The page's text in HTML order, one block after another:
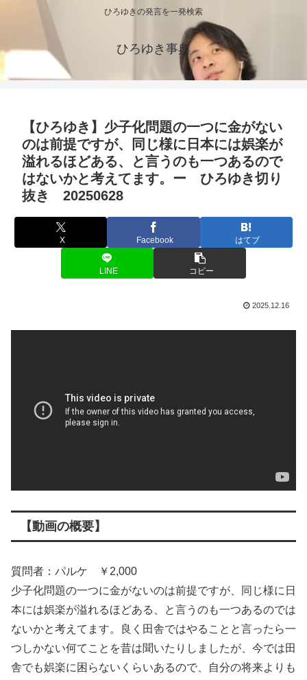
ひろゆきの発言を一発検索
ひろゆき事典
【ひろゆき】少子化問題の一つに金がない
のは前提ですが、同じ様に日本には娯楽が
溢れるほどある、と言うのも一つあるので
はないかと考えてます。ー ひろゆき切り
抜き 20250628
X Facebook はてブ
LINE コピー
2025.12.16
【動画の概要】
質問者：パルケ ￥2,000
少子化問題の一つに金がないのは前提ですが、同じ様に日
本には娯楽が溢れるほどある、と言うのも一つあるのでは
ないかと考えてます。良く田舎ではやることと言ったら一
つしかない何てことを昔は聞いたりしましたが、今では田
舎でも娯楽に困らないくらいあるので、自分の将来よりも